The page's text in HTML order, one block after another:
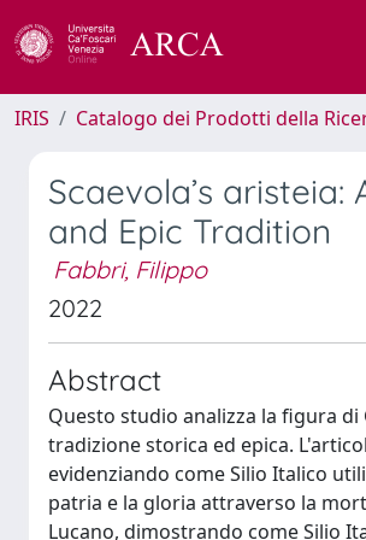
IRIS Catalogo dei Prodotti della
Scaevola’s
and Epic Tradition
Fabbri, Filippo
2022
Abstract
Questo studio analizza la figura
tradizione storica ed epica.
evidenziando come Silio Italico
patria e la gloria attraverso la
Lucano, dimostrando come Silio